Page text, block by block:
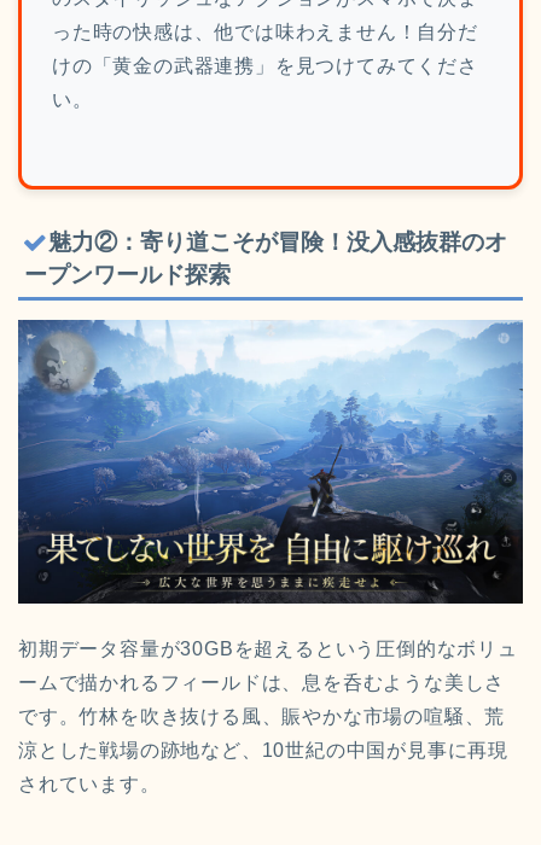
った時の快感は、他では味わえません！自分だ
けの「黄金の武器連携」を見つけてみてくださ
い。
魅力②：寄り道こそが冒険！没入感抜群のオ
ープンワールド探索
初期データ容量が30GBを超えるという圧倒的なボリュ
ームで描かれるフィールドは、息を呑むような美しさ
です。竹林を吹き抜ける風、賑やかな市場の喧騒、荒
涼とした戦場の跡地など、10世紀の中国が見事に再現
されています。